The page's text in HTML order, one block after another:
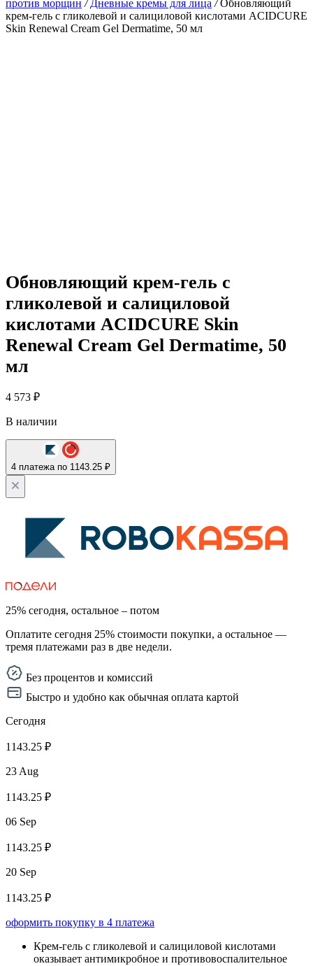
против морщин / Дневные кремы для лица /Обновляющий
крем-гель с гликолевой и салициловой кислотами ACIDCURE
Skin Renewal Cream Gel Dermatime, 50 мл
Обновляющий крем-гель с
гликолевой и салициловой
кислотами ACIDCURE Skin
Renewal Cream Gel Dermatime, 50
мл
4 573 ₽
В наличии
4 платежа по 1143.25 ₽
25% сегодня, остальное – потом
Оплатите сегодня 25% стоимости покупки, а остальное —
тремя платежами раз в две недели.
Без процентов и комиссий
Быстро и удобно как обычная оплата картой
Сегодня
1143.25 ₽
23 Aug
1143.25 ₽
06 Sep
1143.25 ₽
20 Sep
1143.25 ₽
оформить покупку в 4 платежа
Крем-гель с гликолевой и салициловой кислотами
оказывает антимикробное и противовоспалительное